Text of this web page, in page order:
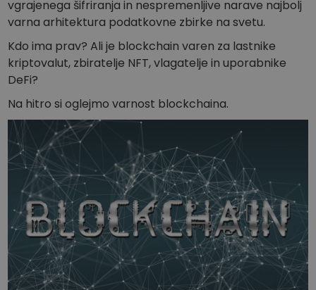
Opozorila o ceni
Ažurne informacije o cenah vaših najljubših žetonov
Raziščite sredstva
Analitika portfelja
Pametni vpogledi za optimalno učinkovitost
vgrajenega šifriranja in nespremenljive narave najbolj
varna arhitektura podatkovne zbirke na svetu.
Kdo ima prav? Ali je blockchain varen za lastnike
kriptovalut, zbiratelje NFT, vlagatelje in uporabnike
DeFi?
Na hitro si oglejmo varnost blockchaina.